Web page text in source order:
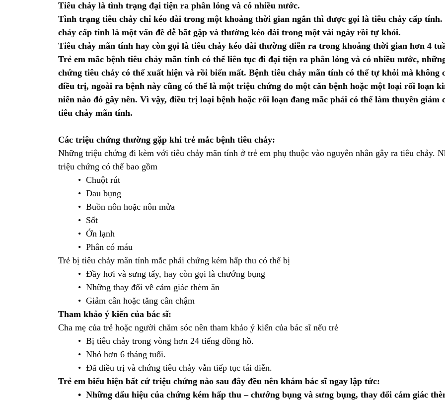
Tiêu chảy là tình trạng đại tiện ra phân lỏng và có nhiều nước.
Tình trạng tiêu chảy chỉ kéo dài trong một khoảng thời gian ngắn thì được gọi là tiêu chảy cấp tính.
chảy cấp tính là một vấn đề dễ bắt gặp và thường kéo dài trong một vài ngày rồi tự khỏi.
Tiêu chảy mãn tính hay còn gọi là tiêu chảy kéo dài thường diễn ra trong khoảng thời gian hơn 4
Trẻ em mắc bệnh tiêu chảy mãn tính có thể liên tục đi đại tiện ra phân lỏng và có nhiều nước,
chứng tiêu chảy có thể xuất hiện và rồi biến mất. Bệnh tiêu chảy mãn tính có thể tự khỏi mà không
điều trị, ngoài ra bệnh này cũng có thể là một triệu chứng do một căn bệnh hoặc một loại rối loạn
niên nào đó gây nên. Vì vậy, điều trị loại bệnh hoặc rối loạn đang mắc phải có thể làm thuyên giảm
tiêu chảy mãn tính.
Các triệu chứng thường gặp khi trẻ mắc bệnh tiêu chảy:
Những triệu chứng đi kèm với tiêu chảy mãn tính ở trẻ em phụ thuộc vào nguyên nhân gây ra tiêu chảy.
triệu chứng có thể bao gồm
• Chuột rút
• Đau bụng
• Buồn nôn hoặc nôn mửa
• Sốt
• Ớn lạnh
• Phân có máu
Trẻ bị tiêu chảy mãn tính mắc phải chứng kém hấp thu có thể bị
• Đầy hơi và sưng tấy, hay còn gọi là chướng bụng
• Những thay đổi về cảm giác thèm ăn
• Giảm cân hoặc tăng cân chậm
Tham khảo ý kiến của bác sĩ:
Cha mẹ của trẻ hoặc người chăm sóc nên tham khảo ý kiến của bác sĩ nếu trẻ
• Bị tiêu chảy trong vòng hơn 24 tiếng đồng hồ.
• Nhỏ hơn 6 tháng tuổi.
• Đã điều trị và chứng tiêu chảy vẫn tiếp tục tái diễn.
Trẻ em biểu hiện bất cứ triệu chứng nào sau đây đều nên khám bác sĩ ngay lập tức:
• Những dấu hiệu của chứng kém hấp thu – chướng bụng và sưng bụng, thay đổi cảm giác